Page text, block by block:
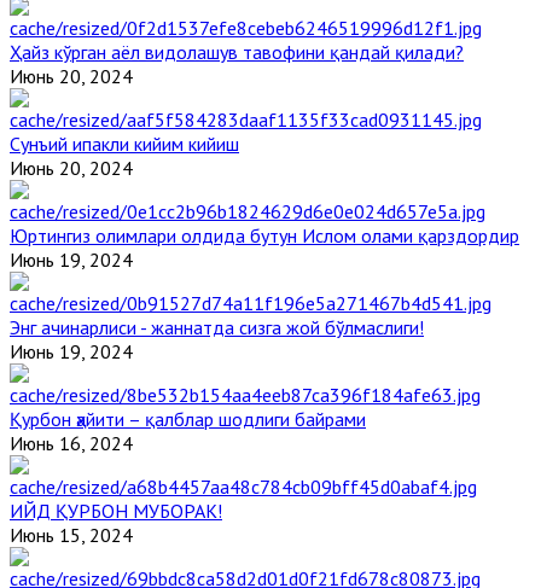
Ҳайз кўрган аёл видолашув тавофини қандай қилади?
Июнь 20, 2024
Сунъий ипакли кийим кийиш
Июнь 20, 2024
Юртингиз олимлари олдида бутун Ислом олами қарздордир
Июнь 19, 2024
Энг ачинарлиси - жаннатда сизга жой бўлмаслиги!
Июнь 19, 2024
Қурбон ҳайити – қалблар шодлиги байрами
Июнь 16, 2024
ИЙД ҚУРБОН МУБОРАК!
Июнь 15, 2024